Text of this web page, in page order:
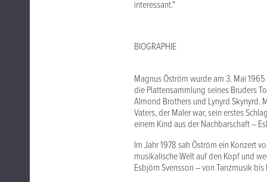
interessant."
BIOGRAPHIE
Magnus Öström wurde am 3. Mai
die Plattensammlung seines Bruders
Almond Brothers und Lynyrd Skynyrd.
Vaters, der Maler war, sein erstes
einem Kind aus der Nachbarschaft –
Im Jahr 1978 sah Öström ein Konzert
musikalische Welt auf den Kopf und
Esbjörn Svensson – von Tanzmusik bis